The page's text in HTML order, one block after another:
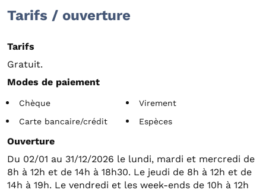
Tarifs / ouverture
Tarifs
Gratuit.
Modes de paiement
Chèque
Virement
Carte bancaire/crédit
Espèces
Ouverture
Du 02/01 au 31/12/2026 le lundi, mardi et mercredi de
8h à 12h et de 14h à 18h30. Le jeudi de 8h à 12h et de
14h à 19h. Le vendredi et les week-ends de 10h à 12h